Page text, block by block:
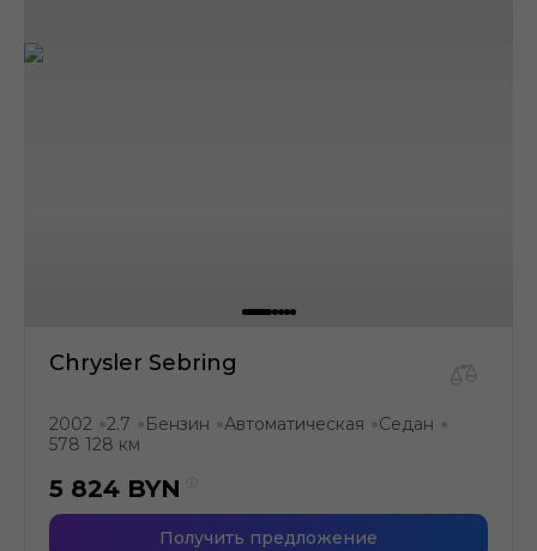
Chrysler Sebring
2002 ●2.7 ● Бензин ●Автоматическая ●Седан ●
578 128 км
5 824 BYN
Получить предложение